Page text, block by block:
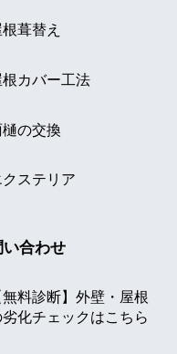
葺替え
根カバー工法
の交換
クステリア
い合わせ
無料診断】外壁・屋根
化チェックはこちら